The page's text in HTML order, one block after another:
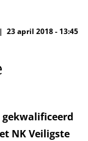
23 april 2018 - 13:45
NK Veiligste